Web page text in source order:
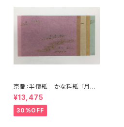
京都：半懐紙 かな料紙 「月山」
限定品 1冊5柄。5枚入り <商
品番号2110>
¥13,475
30%OFF